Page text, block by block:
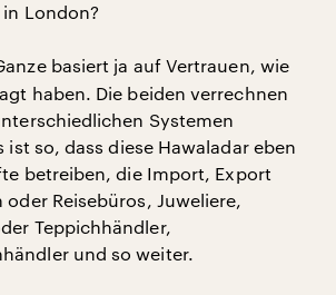
London?
basiert ja auf Vertrauen, wie
haben. Die beiden verrechnen
Systemen
ist so, dass diese Hawaladar eben
betreiben, die Import, Export
Reisebüros, Juweliere,
Teppichhändler,
und so weiter.